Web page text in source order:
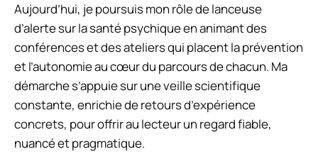
Aujourd’hui, je poursuis mon rôle de lanceuse
d’alerte sur la santé psychique en animant des
conférences et des ateliers qui placent la prévention
et l’autonomie au cœur du parcours de chacun. Ma
démarche s’appuie sur une veille scientifique
constante, enrichie de retours d’expérience
concrets, pour offrir au lecteur un regard fiable,
nuancé et pragmatique.